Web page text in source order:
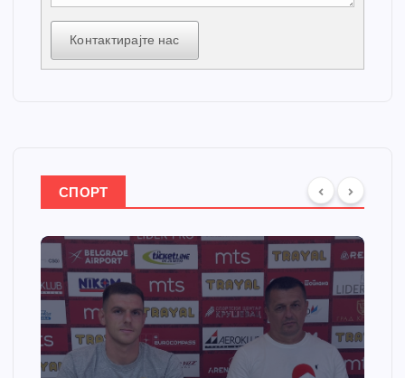
Контактирајте нас
СПОРТ